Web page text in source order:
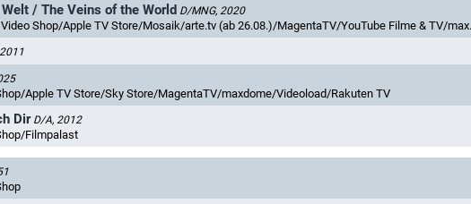
/ The Veins of the World D/MNG, 2020
Shop/Apple TV Store/Mosaik/arte.tv (ab 26.08.)/MagentaTV/YouTube Filme & TV/maxdome/Videoload
Apple TV Store/Sky Store/MagentaTV/maxdome/Videoload/Rakuten TV
Dir D/A, 2012
Filmpalast